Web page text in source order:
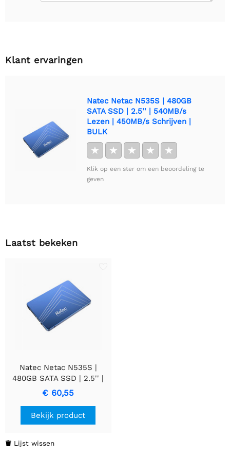
Klant ervaringen
Natec Netac N535S | 480GB
SATA SSD | 2.5'' | 540MB/s
Lezen | 450MB/s Schrijven |
BULK
★ ★ ★ ★ ★
Klik op een ster om een beoordeling te
geven
Laatst bekeken
Natec Netac N535S |
480GB SATA SSD | 2.5'' |
540MB/s Lezen | 450MB/s
Schrijven | BULK
€ 60,55
Bekijk product
 Lijst wissen